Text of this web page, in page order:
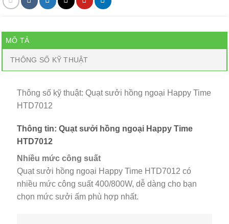
MÔ TẢ
THÔNG SỐ KỸ THUẬT
Thông số kỹ thuật: Quạt sưởi hồng ngoại Happy Time
HTD7012
Thông tin: Quạt sưởi hồng ngoại Happy Time
HTD7012
Nhiều mức công suất
Quạt sưởi hồng ngoại Happy Time HTD7012 có
nhiều mức công suất 400/800W, dễ dàng cho bạn
chọn mức sưởi ấm phù hợp nhất.